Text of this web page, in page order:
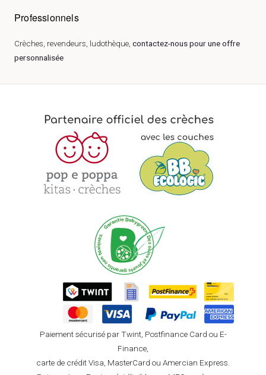
Professionnels
Crèches, revendeurs, ludothèque, contactez-nous pour une offre
personnalisée
Paiement sécurisé par Twint, Postfinance Card ou E-
Finance,
carte de crédit Visa, MasterCard ou Amercian Express.